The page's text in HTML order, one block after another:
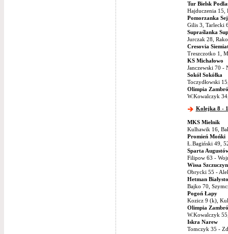
Tur Bielsk
Hajduczenia 15,
Pomorzanka
Gilis 3, Tarlecki
Supraślanka
Jurczak 28,
Cresovia
Treszczotko 1,
KS Michałowo
Janczewski 70 -
Sokół Sokółka
Toczydłowski
Olimpia
W.Kowalczyk
Kolejka 8 -
MKS Mielnik
Kulhawik 16,
Promień Mońki
Ł.Bagiński 49,
Sparta
Filipow 63 -
Wissa Szczuczyn
Obrycki 55 -
Hetman
Bajko 70,
Pogoń Łapy
Kozicz 9 (k),
Olimpia
W.Kowalczyk
Iskra Narew
Tomczyk 35 -